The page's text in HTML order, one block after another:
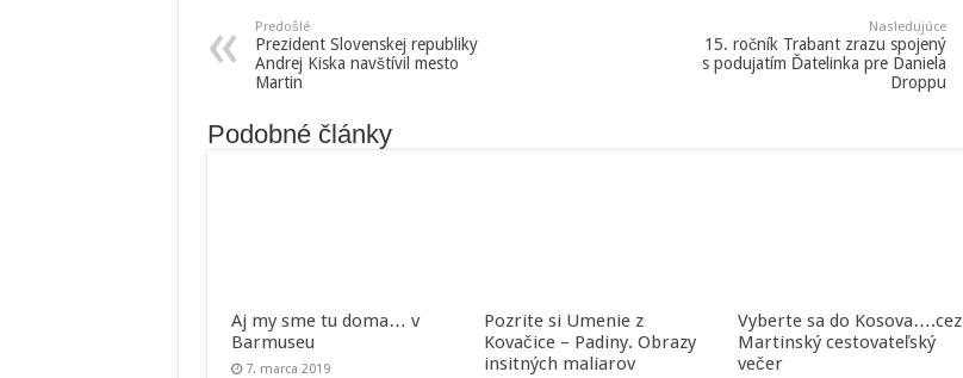
Predošlé
Prezident Slovenskej republiky
Andrej Kiska navštívil mesto
Martin
Nasledujúce
15. ročník Trabant zrazu spojený
s podujatím Ďatelinka pre Daniela
Droppu
Podobné články
Aj my sme tu doma… v
Barmuseu
7. marca 2019
Pozrite si Umenie z
Kovačice – Padiny. Obrazy
insitných maliarov
Vyberte sa do Kosova….cez
Martinský cestovateľský
večer